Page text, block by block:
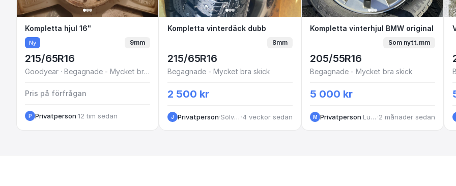
Kompletta hjul 16"
Kompletta hjul 16"
Ny 9mm
215/65R16
Goodyear · Begagnade - Mycket bra skick
Pris på förfrågan
P Privatperson·12 tim sedan
Kompletta vinterdäck dubb
Kompletta vinterdäck dubb
8mm
215/65R16
Begagnade - Mycket bra skick
2 500 kr
J Privatperson· Sölvesborg ·4 veckor sedan
Kompletta vinterhjul BMW
Kompletta vinterhjul BMW original
Som nytt.mm
205/55R16
Begagnade - Mycket bra skick
5 000 kr
M Privatperson· Luleå ·2 månader sedan